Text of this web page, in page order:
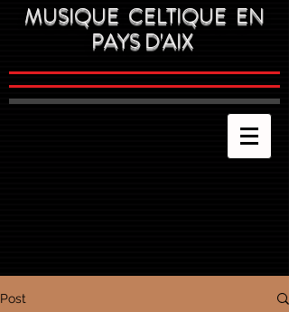
MUSIQUE CELTIQUE EN
PAYS D'AIX
Post